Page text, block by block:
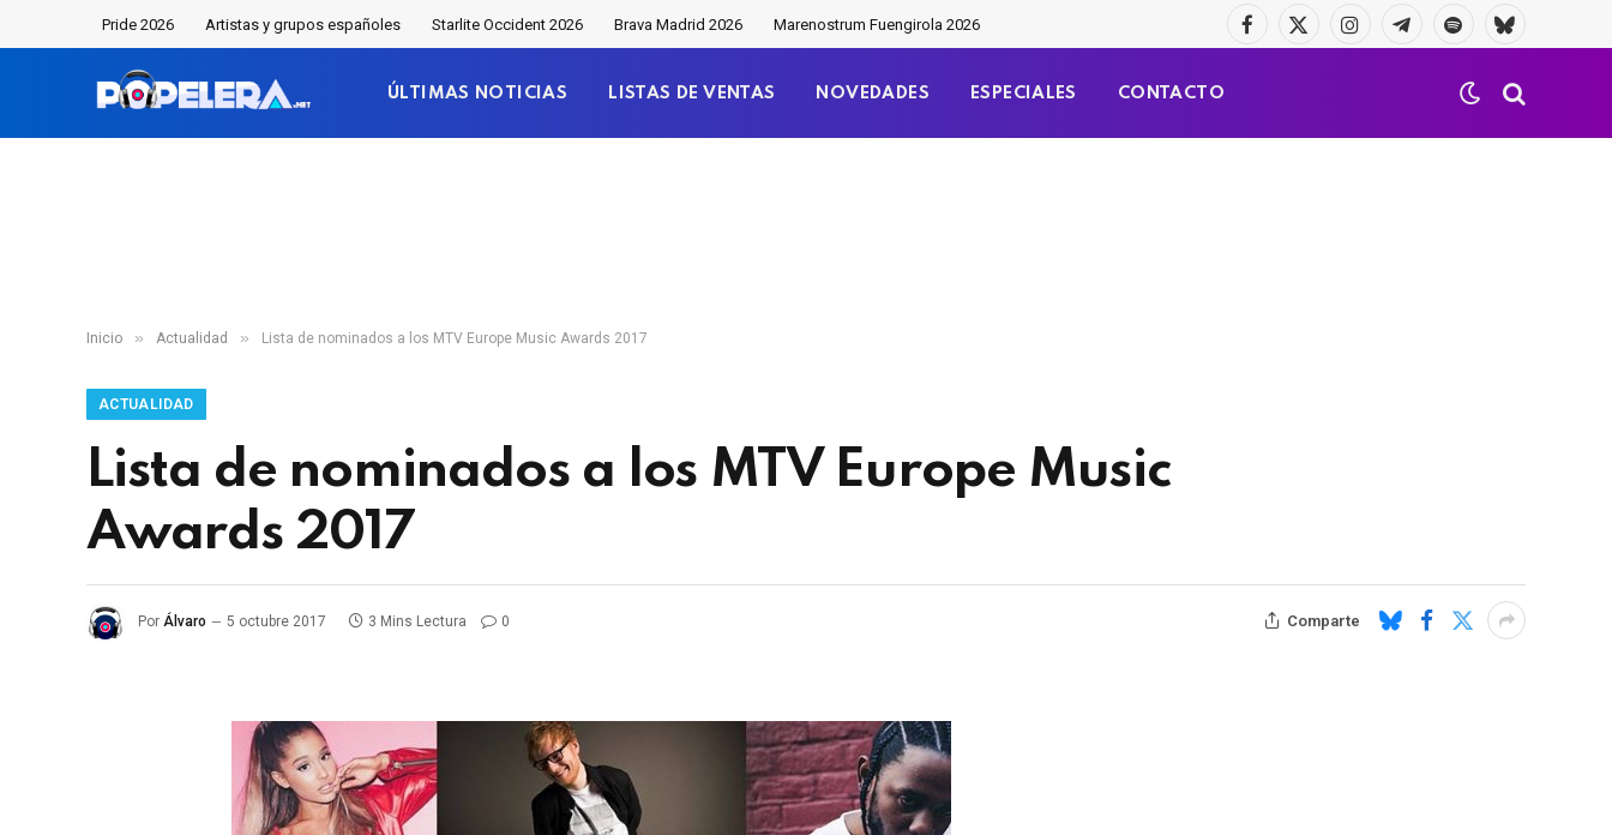
Pride 2026 Artistas y grupos españoles Starlite Occident 2026 Brava Madrid 2026 Marenostrum Fuengirola 2026
Facebook
X
InstagramTelegramaSpotifyBluesky
ÚLTIMAS NOTICIAS LISTAS DE VENTAS NOVEDADES ESPECIALES CONTACTO
Inicio » Actualidad » Lista de nominados a los MTV Europe Music Awards 2017
ACTUALIDAD
Lista de nominados a los MTV Europe Music
Awards 2017
Por Álvaro 5 octubre 2017 3 Mins Lectura 0 Comparte